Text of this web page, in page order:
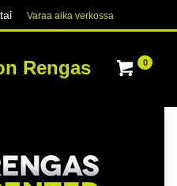
tai Varaa aika verk​​​​ossa
Rengas 0